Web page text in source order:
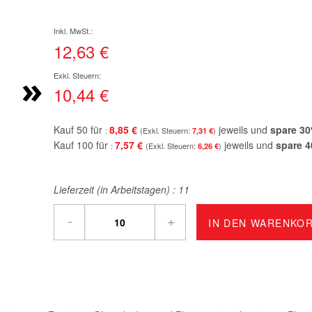
»
12,63 €
10,44 €
Kauf 50 für 8,85 € 7,31 € jeweils und spare 30
Kauf 100 für 7,57 € 6,26 € jeweils und spare
Lieferzeit (in Arbeitstagen) : 11
- + IN DEN